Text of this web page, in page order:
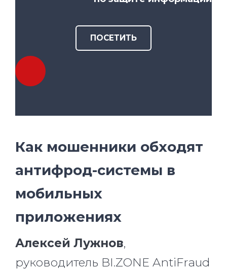
ПОСЕТИТЬ
Как мошенники обходят
антифрод-системы в
мобильных
приложениях
Алексей Лужнов,
руководитель BI.ZONE AntiFraud